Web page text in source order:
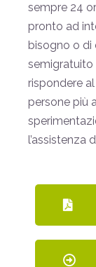
sempre 24
pronto ad
bisogno o di
semigratuito
rispondere
persone più
l’assistenza